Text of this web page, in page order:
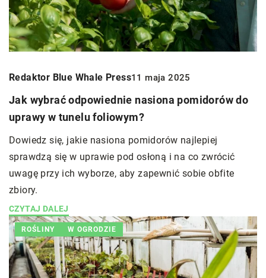
Redaktor Blue Whale Press11 maja 2025
Jak wybrać odpowiednie nasiona pomidorów do
uprawy w tunelu foliowym?
Dowiedz się, jakie nasiona pomidorów najlepiej
sprawdzą się w uprawie pod osłoną i na co zwrócić
uwagę przy ich wyborze, aby zapewnić sobie obfite
zbiory.
CZYTAJ DALEJ
ROŚLINY W OGRODZIE